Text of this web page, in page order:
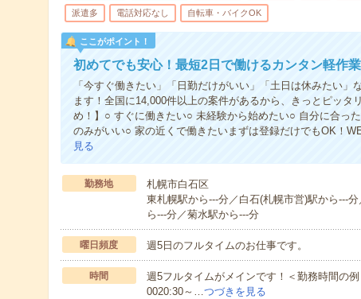
派遣多 電話対応なし 自転車・バイクOK
ここがポイント！
初めてでも安心！最短2日で働けるカンタン軽作
「今すぐ働きたい」「日勤だけがいい」「土日は休みたい
ます！全国に14,000件以上の案件があるから、きっとピッ
め！】○ すぐに働きたい○ 未経験から始めたい○ 自分に合っ
のみがいい○ 家の近くで働きたいまずは登録だけでもOK！
見る
勤務地
札幌市白石区
東札幌駅から---分／白石(札幌市営)駅から---
ら---分／菊水駅から---分
曜日頻度 週5日のフルタイムのお仕事です。
時間
週5フルタイムがメインです！＜勤務時間の
0020:30～…つづきを見る